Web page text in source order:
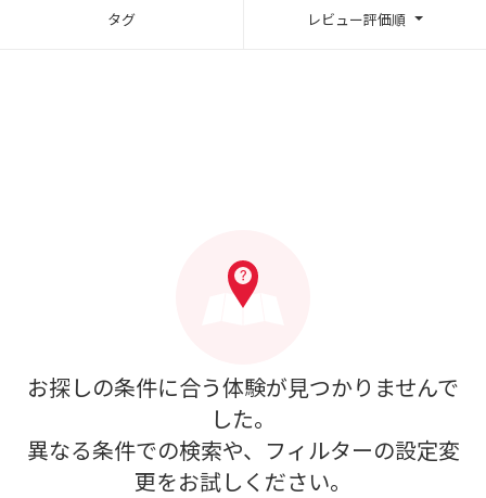
タグ レビュー評価順
お探しの条件に合う体験が見つかりませんで
した。
異なる条件での検索や、フィルターの設定変
更をお試しください。